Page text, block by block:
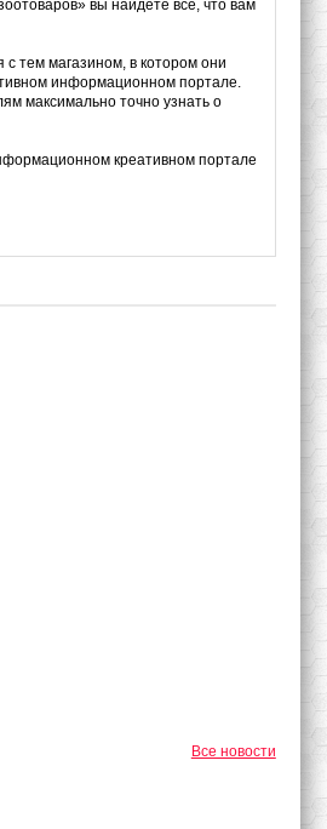
вы найдете все, что вам
с тем магазином, в котором они
информационном портале.
максимально точно узнать о
креативном портале
Все новости